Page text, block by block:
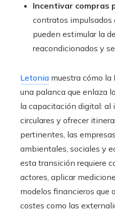
Incentivar compras
contratos impulsados
pueden estimular la
reacondicionados y
Letonia muestra cómo la
una palanca que enlaza
la capacitación digital: al
circulares y ofrecer
pertinentes, las
ambientales, sociales y
esta transición requiere
actores, aplicar
modelos financieros que
costes como las